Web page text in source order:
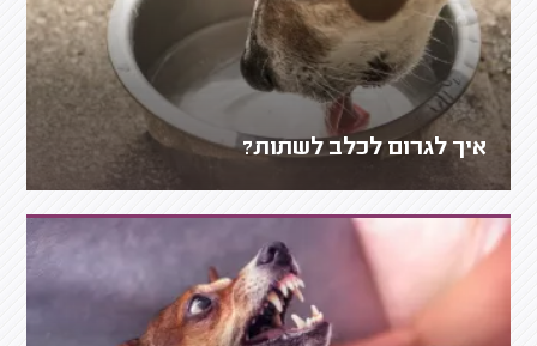
איך לגרום לכלב לשתות?